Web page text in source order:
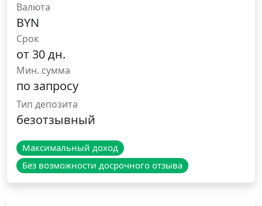
Валюта
BYN
Срок
от 30 дн.
Мин. сумма
по запросу
Тип депозита
безотзывный
Максимальный доход
Без возможности досрочного отзыва